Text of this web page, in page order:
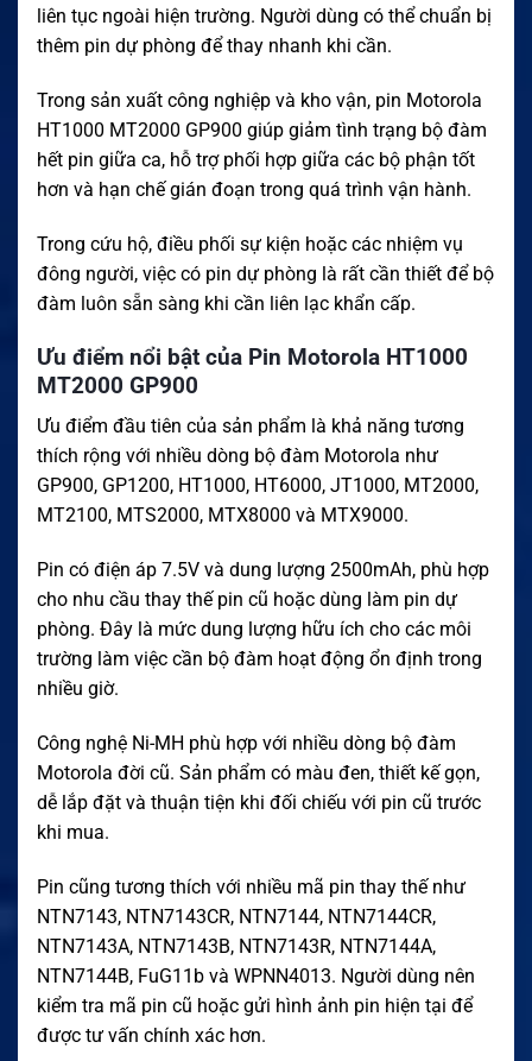
liên tục ngoài hiện trường. Người dùng có thể chuẩn bị
thêm pin dự phòng để thay nhanh khi cần.
Trong sản xuất công nghiệp và kho vận, pin Motorola
HT1000 MT2000 GP900 giúp giảm tình trạng bộ đàm
hết pin giữa ca, hỗ trợ phối hợp giữa các bộ phận tốt
hơn và hạn chế gián đoạn trong quá trình vận hành.
Trong cứu hộ, điều phối sự kiện hoặc các nhiệm vụ
đông người, việc có pin dự phòng là rất cần thiết để bộ
đàm luôn sẵn sàng khi cần liên lạc khẩn cấp.
Ưu điểm nổi bật của Pin Motorola HT1000
MT2000 GP900
Ưu điểm đầu tiên của sản phẩm là khả năng tương
thích rộng với nhiều dòng bộ đàm Motorola như
GP900, GP1200, HT1000, HT6000, JT1000, MT2000,
MT2100, MTS2000, MTX8000 và MTX9000.
Pin có điện áp 7.5V và dung lượng 2500mAh, phù hợp
cho nhu cầu thay thế pin cũ hoặc dùng làm pin dự
phòng. Đây là mức dung lượng hữu ích cho các môi
trường làm việc cần bộ đàm hoạt động ổn định trong
nhiều giờ.
Công nghệ Ni-MH phù hợp với nhiều dòng bộ đàm
Motorola đời cũ. Sản phẩm có màu đen, thiết kế gọn,
dễ lắp đặt và thuận tiện khi đối chiếu với pin cũ trước
khi mua.
Pin cũng tương thích với nhiều mã pin thay thế như
NTN7143, NTN7143CR, NTN7144, NTN7144CR,
NTN7143A, NTN7143B, NTN7143R, NTN7144A,
NTN7144B, FuG11b và WPNN4013. Người dùng nên
kiểm tra mã pin cũ hoặc gửi hình ảnh pin hiện tại để
được tư vấn chính xác hơn.